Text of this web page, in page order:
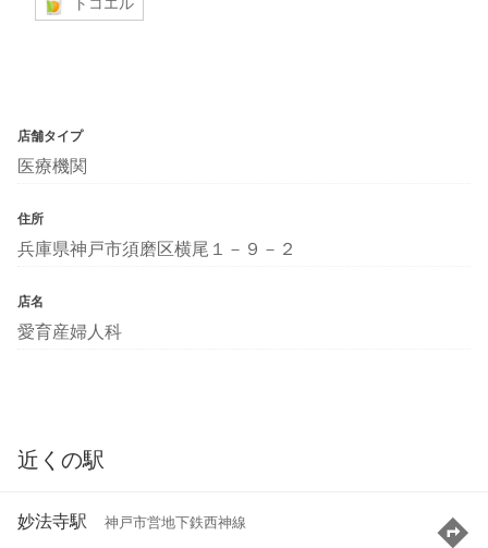
店舗タイプ
医療機関
住所
兵庫県神戸市須磨区横尾１－９－２
店名
愛育産婦人科
近くの駅
妙法寺駅 神戸市営地下鉄西神線